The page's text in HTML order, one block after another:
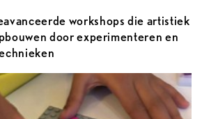
workshops die artistiek
door experimenteren en